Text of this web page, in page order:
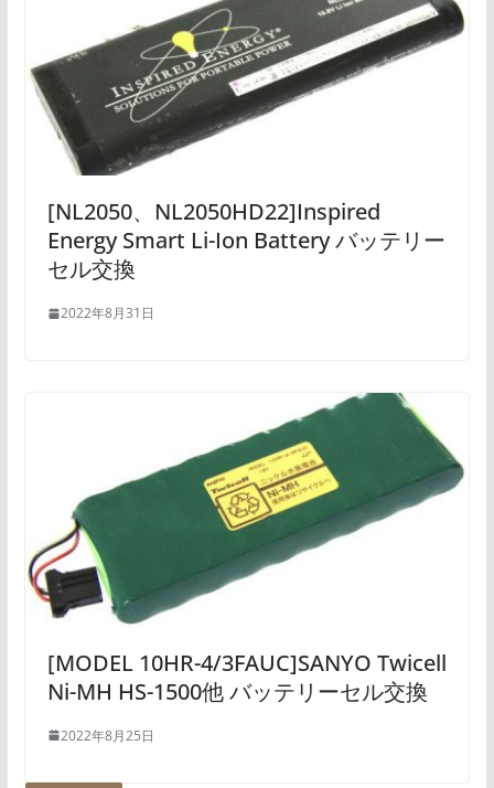
[NL2050、NL2050HD22]Inspired
Energy Smart Li-Ion Battery バッテリー
セル交換
2022年8月31日
[MODEL 10HR-4/3FAUC]SANYO Twicell
Ni-MH HS-1500他 バッテリーセル交換
2022年8月25日